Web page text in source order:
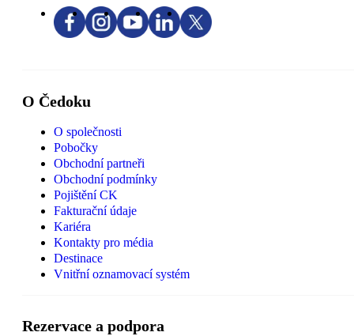
O Čedoku
O společnosti
Pobočky
Obchodní partneři
Obchodní podmínky
Pojištění CK
Fakturační údaje
Kariéra
Kontakty pro média
Destinace
Vnitřní oznamovací systém
Rezervace a podpora